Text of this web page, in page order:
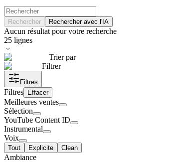
Rechercher Rechercher avec l'IA
Aucun résultat pour votre recherche
25 lignes
Trier par
Filtrer
Filtres
Filtres Effacer
Meilleures ventes
Sélection
YouTube Content ID
Instrumental
Voix
Tout Explicite Clean
Ambiance